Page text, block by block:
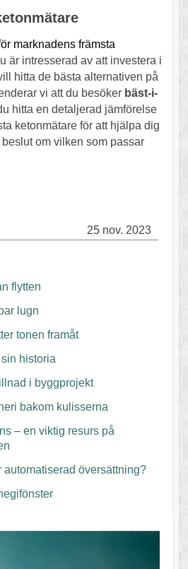
marknadens främsta
är intresserad av att investera i
hitta de bästa alternativen på
vi att du besöker bäst-i-
hitta en detaljerad jämförelse
ketonmätare för att hjälpa dig
om vilken som passar
25 nov. 2023
flytten
lugn
tonen framåt
historia
i byggprojekt
bakom kulisserna
– en viktig resurs på
översättning?